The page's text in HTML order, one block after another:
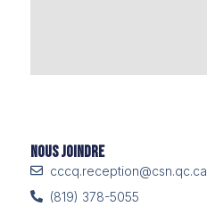
Nous Joindre
cccq.reception@csn.qc.ca
(819) 378-5055